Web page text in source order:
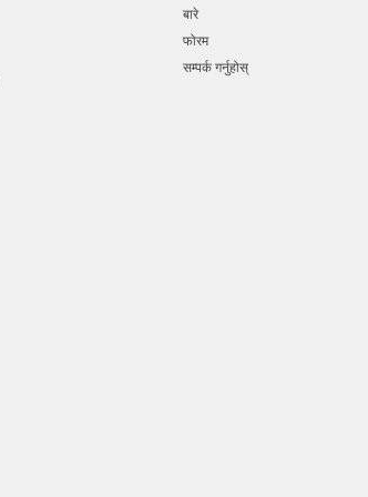
avoidance.. We provide
complete solution to create
digital mapping of
lines in GIS platform.This
damage avoidance. Ground
बारे
फोरम
सम्पर्क गर्नुहोस्